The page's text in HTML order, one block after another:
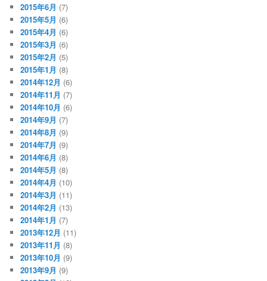
2015年6月 (7)
2015年5月 (6)
2015年4月 (6)
2015年3月 (6)
2015年2月 (5)
2015年1月 (8)
2014年12月 (6)
2014年11月 (7)
2014年10月 (6)
2014年9月 (7)
2014年8月 (9)
2014年7月 (9)
2014年6月 (8)
2014年5月 (8)
2014年4月 (10)
2014年3月 (11)
2014年2月 (13)
2014年1月 (7)
2013年12月 (11)
2013年11月 (8)
2013年10月 (9)
2013年9月 (9)